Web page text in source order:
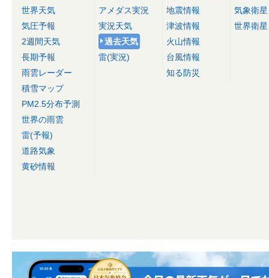
世界天気
気圧予報
2週間天気
長期予報
雨雲レーダー
積雪マップ
PM2.5分布予測
世界の雨雲
雷(予報)
道路気象
黄砂情報
アメダス実況
実況天気
過去天気
雷(実況)
地震情報
津波情報
火山情報
台風情報
知る防災
気象衛星
世界衛星